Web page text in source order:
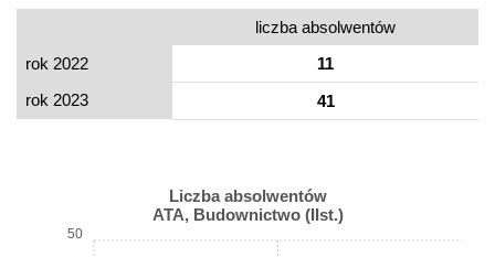
liczba absolwentów
rok 2022
11
rok 2023
41
Liczba absolwentów
ATA, Budownictwo (IIst.)
50